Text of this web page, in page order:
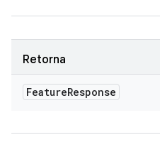
Retorna
FeatureResponse